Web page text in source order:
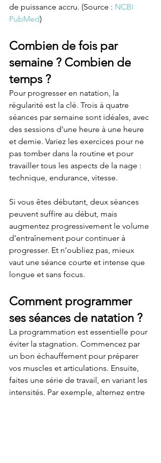
de puissance accru. (Source : NCBI
PubMed)
Combien de fois par
semaine ? Combien de
temps ?
Pour progresser en natation, la
régularité est la clé. Trois à quatre
séances par semaine sont idéales, avec
des sessions d’une heure à une heure
et demie. Variez les exercices pour ne
pas tomber dans la routine et pour
travailler tous les aspects de la nage :
technique, endurance, vitesse.
Si vous êtes débutant, deux séances
peuvent suffire au début, mais
augmentez progressivement le volume
d’entraînement pour continuer à
progresser. Et n’oubliez pas, mieux
vaut une séance courte et intense que
longue et sans focus.
Comment programmer
ses séances de natation ?
La programmation est essentielle pour
éviter la stagnation. Commencez par
un bon échauffement pour préparer
vos muscles et articulations. Ensuite,
faites une série de travail, en variant les
intensités. Par exemple, alternez entre